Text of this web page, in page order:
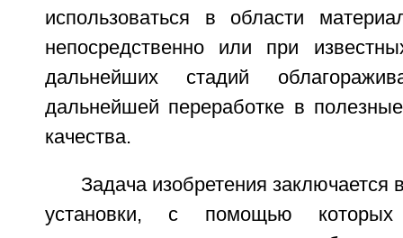
использоваться в области
непосредственно или при
дальнейших стадий
дальнейшей переработке в
качества.
Задача изобретения заключается
установки, с помощью